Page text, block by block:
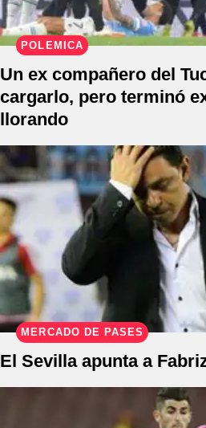
POLÉMICA
Un ex compañero del
cargarlo, pero terminó
llorando
MERCADO DE PASES
El Sevilla apunta a